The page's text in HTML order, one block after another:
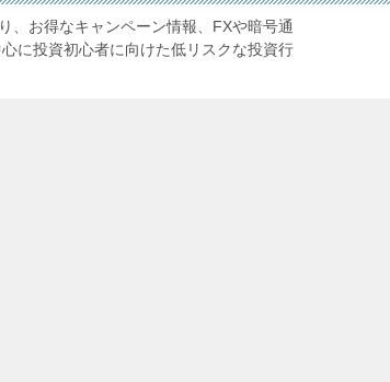
、お得なキャンペーン情報、FXや暗号通
に投資初心者に向けた低リスクな投資行